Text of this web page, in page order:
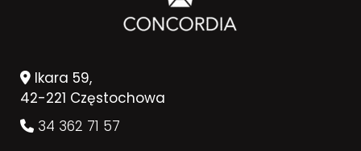
Ikara 59,
42-221 Częstochowa
34 362 71 57